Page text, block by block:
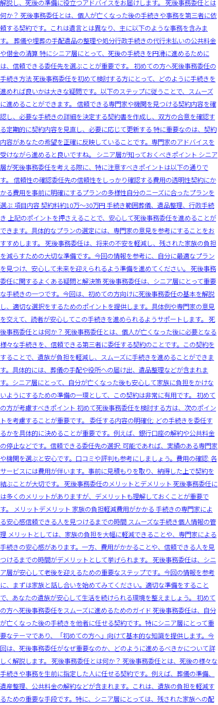
解説し、死後の準備に役立つアドバイスをお届けします。 死後事務委任とは
何か？ 死後事務委任とは、個人が亡くなった後の手続きや事務を第三者に依
頼する契約です。これは遺言とは異なり、主に以下のような事務を含みま
す。 葬儀や埋葬の手配遺品の整理や処分行政手続きの代行未払いの公共料金
や借金の清算 特にシニア層にとって、死後の手続きを円滑に進めるために
は、信頼できる委任先を選ぶことが重要です。 初めての方へ死後事務委任の
手続き方法 死後事務委任を初めて検討する方にとって、どのように手続きを
進めれば良いかは大きな疑問です。以下のステップに従うことで、スムーズ
に進めることができます。 信頼できる専門家や機関を見つける契約内容を確
認し、必要な手続きの詳細を決定する契約書を作成し、双方の合意を確認す
る定期的に契約内容を見直し、必要に応じて更新する 特に重要なのは、契約
内容があなたの希望を正確に反映していることです。専門家のアドバイスを
受けながら進めると良いですね。 シニア層が知っておくべきポイント シニア
層が死後事務委任を考える際に、特に注意すべきポイントは以下の通りで
す。 信頼性の確認委任先の信頼性をしっかり確認する費用の透明性契約にか
かる費用を事前に明確にするプランの多様性自分のニーズに合ったプランを
選ぶ 項目内容 契約料約10万〜30万円 手続き範囲葬儀、遺品整理、行政手続
き 上記のポイントを押さえることで、安心して死後事務委任を進めることが
できます。具体的なプランの選定には、専門家の意見を参考にすることをお
すすめします。 死後事務委任は、将来の不安を軽減し、残された家族の負担
を減らすための大切な準備です。今回の情報を参考に、自分に最適なプラン
を見つけ、安心して未来を迎えられるよう準備を進めてください。 死後事務
委任に関するよくある疑問と解決策 死後事務委任は、シニア層にとって重要
な手続きの一つです。今回は、初めての方向けに死後事務委任の基本を解説
し、適切な選択をするためのポイントを提供します。具体例や専門家の意見
を交えて、読者が安心してこの手続きを進められるようサポートします。 死
後事務委任とは何か？ 死後事務委任とは、個人が亡くなった後に必要となる
様々な手続きを、信頼できる第三者に委任する契約のことです。この契約を
することで、遺族が負担を軽減し、スムーズに手続きを進めることができま
す。具体的には、葬儀の手配や役所への届け出、遺品整理などが含まれま
す。シニア層にとって、自分が亡くなった後も安心して家族に負担をかけな
いようにするための準備の一環として、この契約は非常に有用です。 初めて
の方が考慮すべきポイント 初めて死後事務委任を検討する方は、次のポイン
トを考慮することが重要です。 委任する内容の明確化: どの手続きを委任す
るかを具体的に決めることが重要です。例えば、銀行口座の解約や公共料金
の停止などです。信頼できる委任先の選択: 可能であれば、実績のある専門家
や機関を選ぶと安心です。口コミや評判も参考にしましょう。費用の確認: 各
サービスには費用が伴います。事前に見積もりを取り、納得した上で契約を
結ぶことが大切です。 死後事務委任のメリットとデメリット 死後事務委任に
は多くのメリットがありますが、デメリットも理解しておくことが重要で
す。 メリットデメリット 家族の負担軽減費用がかかる 手続きの専門家によ
る安心感信頼できる人を見つけるまでの時間 スムーズな手続き個人情報の管
理 メリットとしては、家族の負担を大幅に軽減できることや、専門家による
手続きの安心感があります。一方、費用がかかることや、信頼できる人を見
つけるまでの時間がデメリットとして挙げられます。 死後事務委任は、シニ
ア層が安心して老後を迎えるための重要なステップです。今回の情報を参考
に、まずは家族と話し合いを始めてみてください。適切な準備をすること
で、あなたの遺族が安心して生活を続けられる環境を整えましょう。 初めて
の方へ死後事務委任をスムーズに進めるためのガイド 死後事務委任は、自分
が亡くなった後の手続きを他者に任せる契約です。特にシニア層にとって重
要なテーマであり、「初めての方へ」向けて基本的な知識を提供します。今
回は、死後事務委任がなぜ重要なのか、どのように進めるべきかについて詳
しく解説します。 死後事務委任とは何か？ 死後事務委任とは、死後の様々な
手続きや事務を生前に指定した人に任せる契約です。例えば、葬儀の準備、
遺産整理、公共料金の解約などが含まれます。これは、遺族の負担を軽減す
るための重要な手段です。特に、シニア層にとっては、残された家族への配